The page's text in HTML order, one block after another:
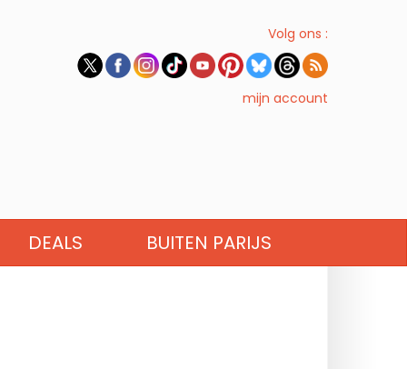
Volg ons :
mijn account
DEALS BUITEN PARIJS